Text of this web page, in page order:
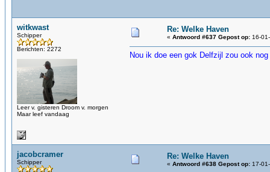
witkwast
Schipper
Berichten: 2272
Leer v. gisteren Droom v. morgen
Maar leef vandaag
Re: Welke Haven
« Antwoord #637 Gepost op: 16-
Nou ik doe een gok Delfzijl zou ook
jacobcramer
Schipper
Re: Welke Haven
« Antwoord #638 Gepost op: 17-